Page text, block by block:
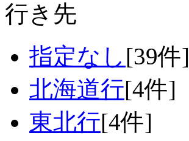
行き先
指定なし [39件]
北海道行[4件]
東北行[4件]